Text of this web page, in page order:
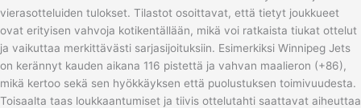
vierasotteluiden tulokset. Tilastot osoittavat, että tietyt joukkueet
ovat erityisen vahvoja kotikentällään, mikä voi ratkaista tiukat ottelut
ja vaikuttaa merkittävästi sarjasijoituksiin. Esimerkiksi Winnipeg Jets
on kerännyt kauden aikana 116 pistettä ja vahvan maalieron (+86),
mikä kertoo sekä sen hyökkäyksen että puolustuksen toimivuudesta.
Toisaalta taas loukkaantumiset ja tiivis ottelutahti saattavat aiheuttaa